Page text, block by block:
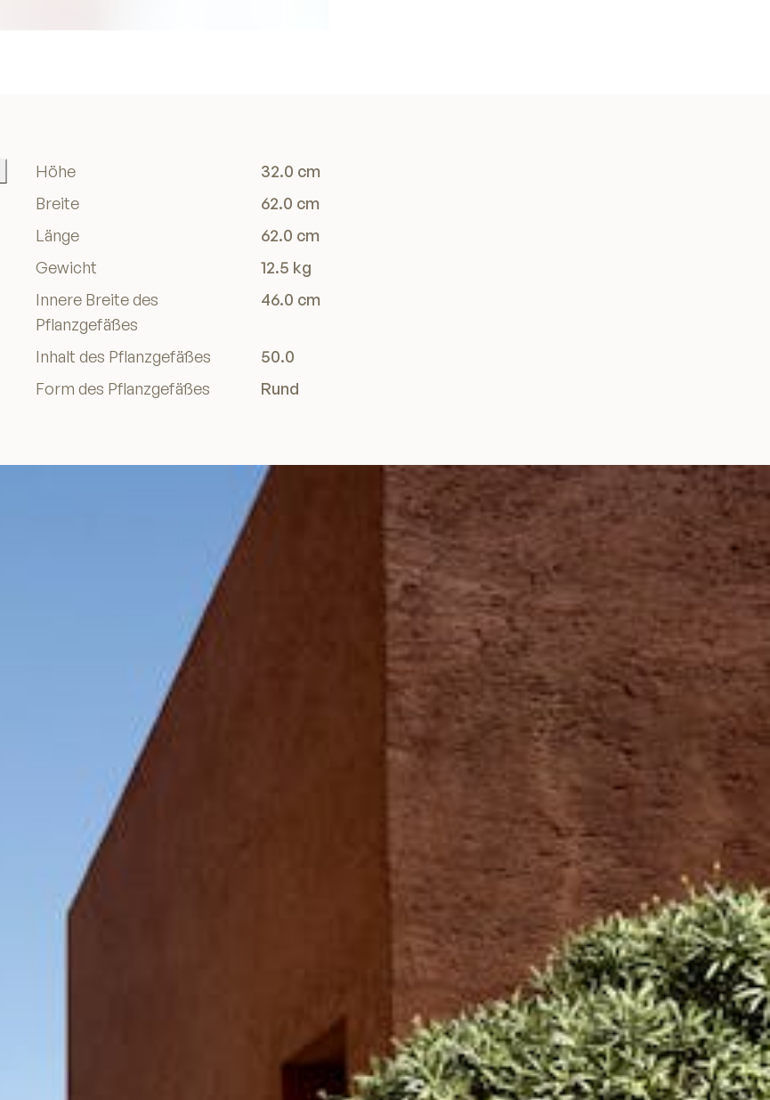
Höhe
32.0 cm
Breite
62.0 cm
Länge
62.0 cm
Gewicht
12.5 kg
Innere Breite des
Pflanzgefäßes
46.0 cm
Inhalt des Pflanzgefäßes
50.0
Form des Pflanzgefäßes
Rund